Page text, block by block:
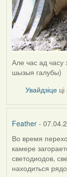
Але час ад часу
шызыя галубы)
Увайдзіце ці
Feather-
Во время
камере
светодиодов,
находиться